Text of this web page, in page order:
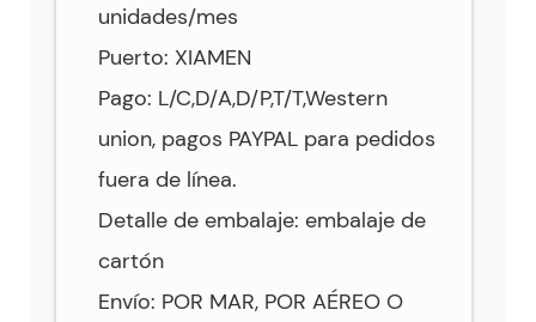
unidades/mes
Puerto: XIAMEN
Pago: L/C,D/A,D/P,T/T,Western
union, pagos PAYPAL para pedidos
fuera de línea.
Detalle de embalaje: embalaje de
cartón
Envío: POR MAR, POR AÉREO O